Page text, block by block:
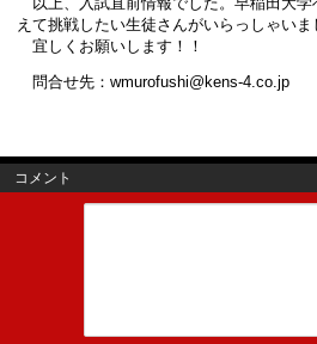
えて挑戦したい生徒さんがいらっしゃいま
宜しくお願いします！！
問合せ先：wmurofushi@kens-4.co.jp
コメント